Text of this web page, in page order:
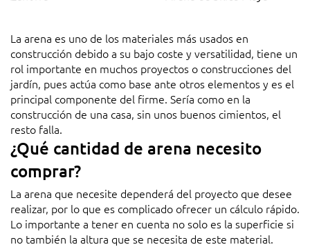
La arena es uno de los materiales más usados en
construcción debido a su bajo coste y versatilidad, tiene un
rol importante en muchos proyectos o construcciones del
jardín, pues actúa como base ante otros elementos y es el
principal componente del firme. Sería como en la
construcción de una casa, sin unos buenos cimientos, el
resto falla.
¿Qué cantidad de arena necesito
comprar?
La arena que necesite dependerá del proyecto que desee
realizar, por lo que es complicado ofrecer un cálculo rápido.
Lo importante a tener en cuenta no solo es la superficie si
no también la altura que se necesita de este material.